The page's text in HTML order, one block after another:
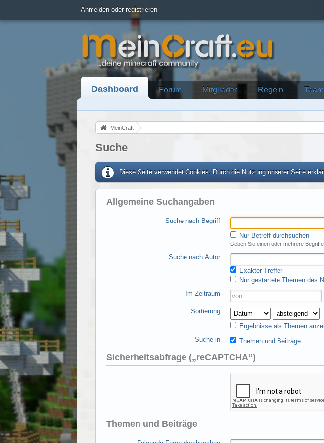
Anmelden oder registrieren
Dashboard Forum Mitglieder Regeln
MeinCraft
Suche
Diese Seite verwendet Cookies. Durch die Nutzung unserer Seite
Allgemeine Suchangaben
Suche nach Begriff
Nur Betreff durchsuchen
Geben Sie einen oder mehrere
Suche nach Autor
Exakter Treffer
Nur gestartete Themen des
Im Zeitraum
Sortierung
Ergebnisse als Themen
Suche in
Themen und Beiträge
Sicherheitsabfrage („reCAPTCHA“)
Themen und Beiträge